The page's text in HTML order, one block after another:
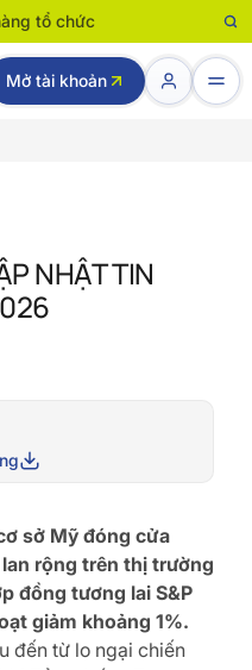
tổ chức
Mở tài khoản
NHẬT TIN
sở Mỹ đóng cửa
rộng trên thị trường
đồng tương lai S&P
giảm khoảng 1%.
đến từ lo ngại chiến